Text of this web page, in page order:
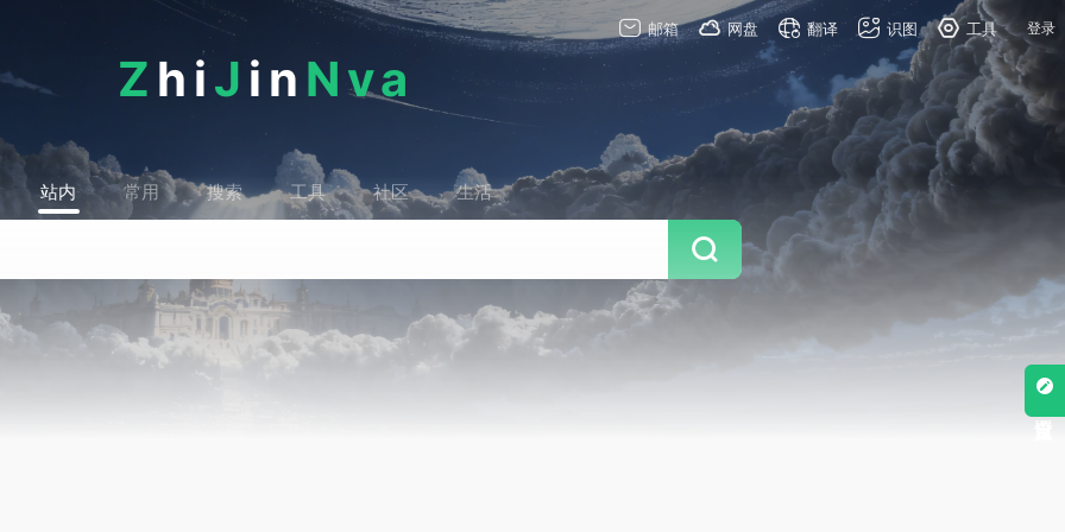
邮箱 网盘 翻译 识图 工具 登录
Z hiJ in Nva
站内 常用 搜索 工具 社区 生活